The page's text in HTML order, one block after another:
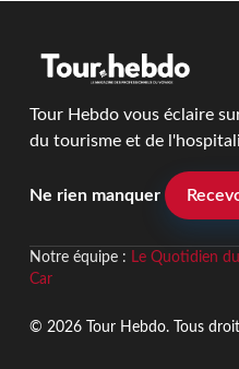
Tour Hebdo vous éclaire
du tourisme et de
Ne rien manquer
Notre équipe : Le Quotidien
Car
© 2026 Tour Hebdo. Tous